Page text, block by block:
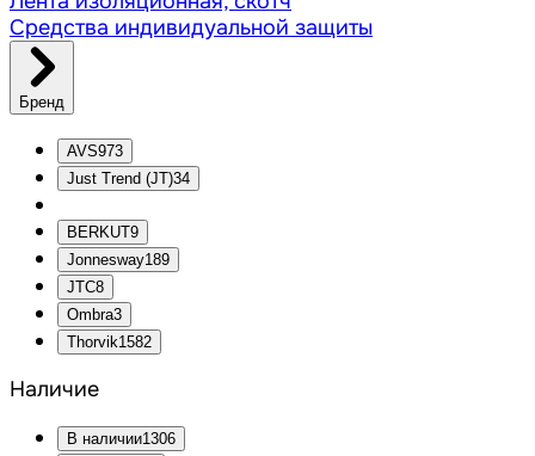
Средства индивидуальной защиты
Бренд
AVS973
Just Trend (JT)34
BERKUT9
Jonnesway189
JTC8
Ombra3
Thorvik1582
Наличие
В наличии1306